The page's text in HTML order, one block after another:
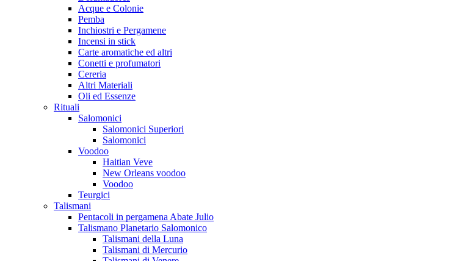
Acque e Colonie
Pemba
Inchiostri e Pergamene
Incensi in stick
Carte aromatiche ed altri
Conetti e profumatori
Cereria
Altri Materiali
Oli ed Essenze
Rituali
Salomonici
Salomonici Superiori
Salomonici
Voodoo
Haitian Veve
New Orleans voodoo
Voodoo
Teurgici
Talismani
Pentacoli in pergamena Abate Julio
Talismano Planetario Salomonico
Talismani della Luna
Talismani di Mercurio